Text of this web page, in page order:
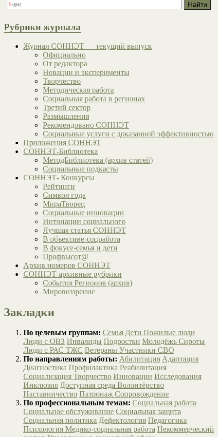
Рубрики журнала
Журнал СОННЭТ — текущий выпуск
Официально
От редактора
Новации и эксперименты
Творчество
Методическая работа
Социальная работа в регионах
Третий сектор
Размышления
Рекомендовано СОННЭТ
Социальные услуги с доказанной эффективностью
Приложения СОННЭТ
СОННЭТ-Библиотека
МетодБиблиотека (архив статей)
Социальные подкасты
СОННЭТ- Конкурсы
Рейтинги
Символ года
МираТворец
Социальные инновации
Интонации социального
Лучшая статья СОННЭТ
В объективе-соцработа
В фокусе-семья и дети
Профвысот@
Архив номеров СОННЭТ
СОННЭТ-архивные рубрики
События Регионов (архив)
Мировоззрение
Закладки
По целевым группам: Семья Дети Пожилые люди
Люди с ОВЗ Инвалиды Подростки Молодёжь Сироты
Люди с РАС ТЖС Ветераны Участники СВО
По направлениям работы: Абилитация Адаптация
Диагностика Профилактика Реабилитация
Социализация Творчество Инновации Исследования
Инклюзия Доступная среда Волонтёрство
Наставничество Патронаж Сопровождение
По профессиональным темам: Социальная работа
Социальное обслуживание Социальная защита
Социальная политика Дефектология Педагогика
Психология Медико-социальная работа Некоммерческий